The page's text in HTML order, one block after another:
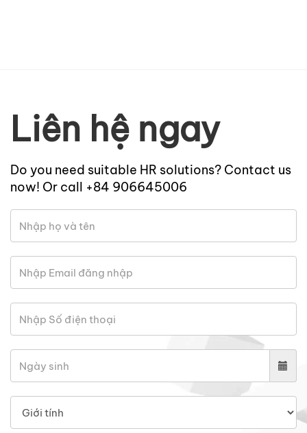
Liên hệ ngay
Do you need suitable HR solutions? Contact us
now! Or call +84 906645006